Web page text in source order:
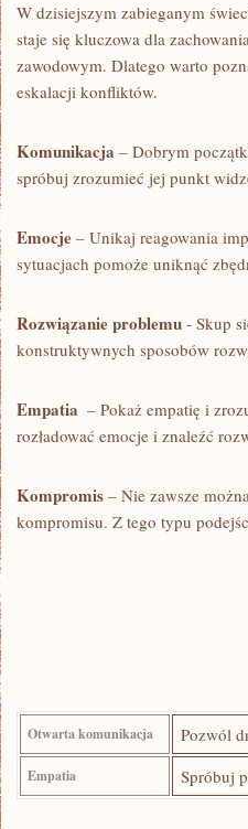
W dzisiejszym zabieganym
staje się kluczowa dla
zawodowym. Dlatego warto
eskalacji konfliktów.
Komunikacja – Dobrym
spróbuj ​zrozumieć jej punkt
Emocje – Unikaj ‍reagowania
sytuacjach pomoże uniknąć⁤
Rozwiązanie problemu ⁤- Skup
konstruktywnych sposobów
Empatia
– Pokaż empatię i
rozładować emocje ‍i znaleźć
Kompromis – Nie zawsze
kompromisu. Z⁢ tego ​typu
Otwarta komunikacja Pozwól
Empatia Spróbuj